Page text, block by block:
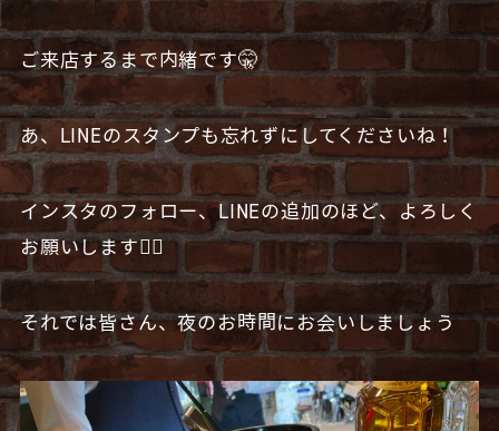
ご来店するまで内緒です🤫
あ、LINEのスタンプも忘れずにしてくださいね！
インスタのフォロー、LINEの追加のほど、よろしく
お願いします🙇‍♂️
それでは皆さん、夜のお時間にお会いしましょう